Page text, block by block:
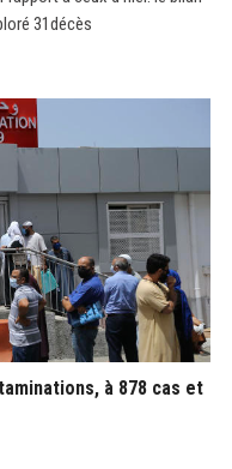
31décès
à 878 cas et